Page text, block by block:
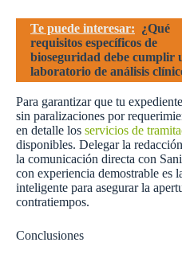
Te puede interesar: ¿Qué
requisitos específicos de
bioseguridad debe cumplir
laboratorio de análisis
Para garantizar que tu
sin paralizaciones por
en detalle los servicios de
disponibles. Delegar la
la comunicación directa con
con experiencia demostrable es
inteligente para asegurar la
contratiempos.
Conclusiones